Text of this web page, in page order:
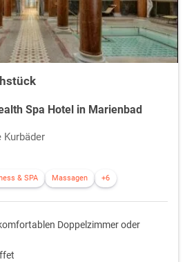
Spa Hotel in Marienbad
Kurbäder
& SPA Massagen +6
Doppelzimmer oder